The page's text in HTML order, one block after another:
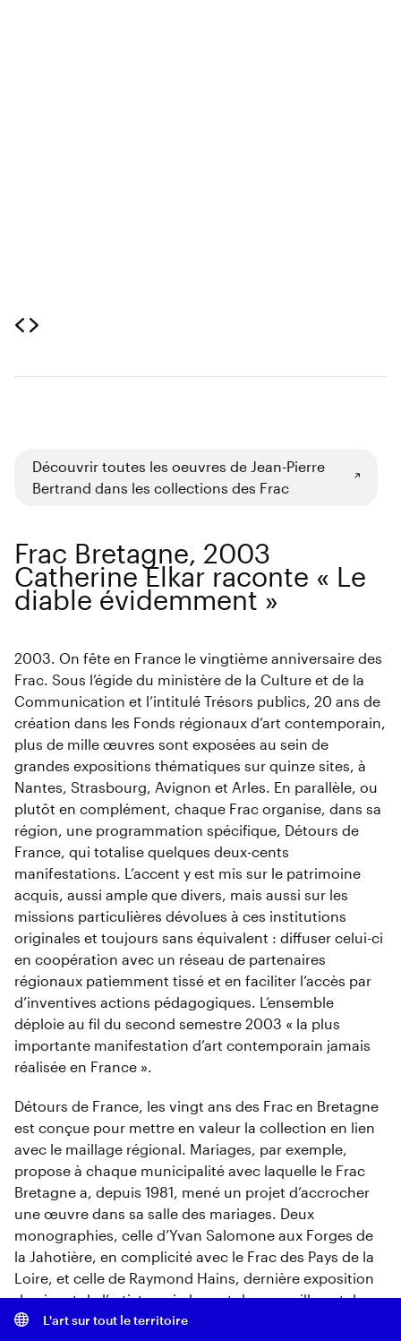
Découvrir toutes les oeuvres de Jean-Pierre
Bertrand dans les collections des Frac
Frac Bretagne, 2003
Catherine Elkar raconte « Le
diable évidemment »
2003. On fête en France le vingtième anniversaire des
Frac. Sous l’égide du ministère de la Culture et de la
Communication et l’intitulé Trésors publics, 20 ans de
création dans les Fonds régionaux d’art contemporain,
plus de mille œuvres sont exposées au sein de
grandes expositions thématiques sur quinze sites, à
Nantes, Strasbourg, Avignon et Arles. En parallèle, ou
plutôt en complément, chaque Frac organise, dans sa
région, une programmation spécifique, Détours de
France, qui totalise quelques deux-cents
manifestations. L’accent y est mis sur le patrimoine
acquis, aussi ample que divers, mais aussi sur les
missions particulières dévolues à ces institutions
originales et toujours sans équivalent : diffuser celui-ci
en coopération avec un réseau de partenaires
régionaux patiemment tissé et en faciliter l’accès par
d’inventives actions pédagogiques. L’ensemble
déploie au fil du second semestre 2003 « la plus
importante manifestation d’art contemporain jamais
réalisée en France ».
Détours de France, les vingt ans des Frac en Bretagne
est conçue pour mettre en valeur la collection en lien
avec le maillage régional. Mariages, par exemple,
propose à chaque municipalité avec laquelle le Frac
Bretagne a, depuis 1981, mené un projet d’accrocher
une œuvre dans sa salle des mariages. Deux
monographies, celle d’Yvan Salomone aux Forges de
la Jahotière, en complicité avec le Frac des Pays de la
Loire, et celle de Raymond Hains, dernière exposition
du vivant de l’artiste qui plus est dans sa ville natale,
Saint-Brieuc, cristallisent le dialogue continu, le lien de
L'art sur tout le territoire